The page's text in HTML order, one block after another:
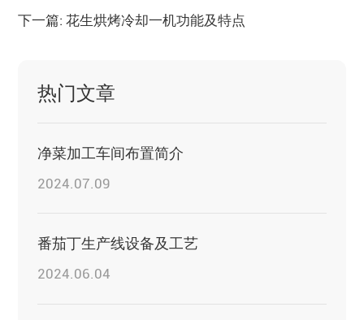
下一篇: 花生烘烤冷却一机功能及特点
热门文章
净菜加工车间布置简介
2024.07.09
番茄丁生产线设备及工艺
2024.06.04